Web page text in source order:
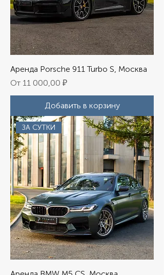
Аренда Porsche 911 Turbo S, Москва
От 11 000,00 ₽
Цена со скидкой
Добавить в корзину
ЗА СУТКИ